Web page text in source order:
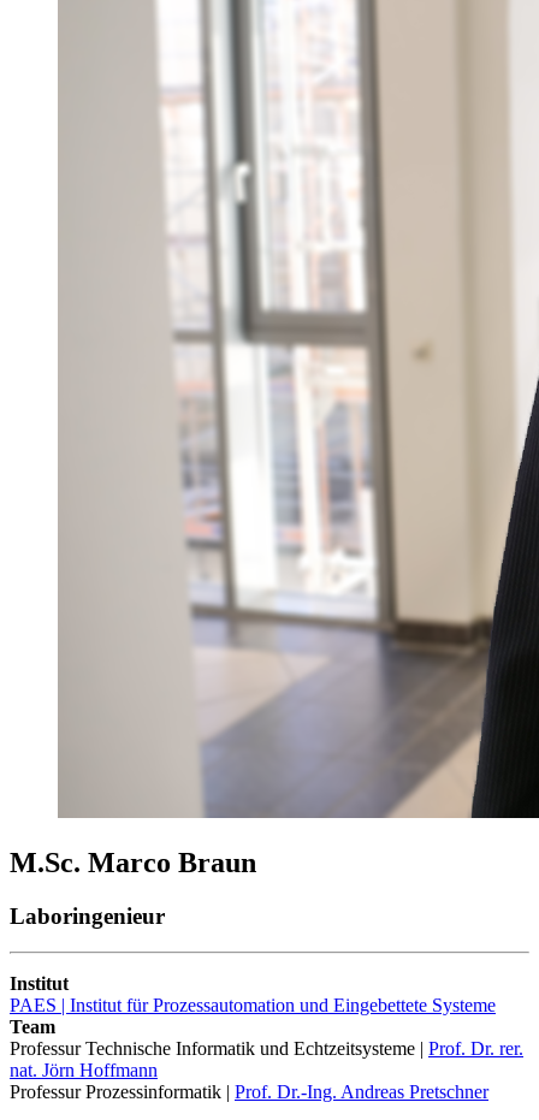
M.Sc. Marco Braun
Laboringenieur
Institut
PAES | Institut für Prozessautomation und Eingebettete Systeme
Team
Professur Technische Informatik und Echtzeitsysteme | Prof. Dr. rer.
nat. Jörn Hoffmann
Professur Prozessinformatik | Prof. Dr.-Ing. Andreas Pretschner